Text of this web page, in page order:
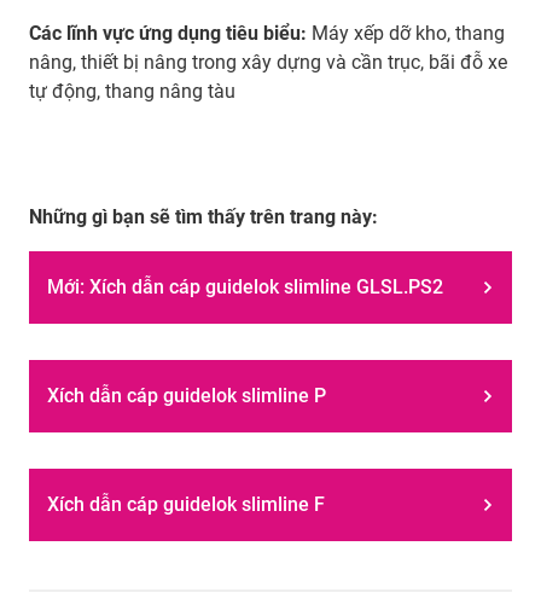
Các lĩnh vực ứng dụng tiêu biểu: Máy xếp dỡ kho, thang
nâng, thiết bị nâng trong xây dựng và cần trục, bãi đỗ xe
tự động, thang nâng tàu
Những gì bạn sẽ tìm thấy trên trang này:
Mới: Xích dẫn cáp guidelok slimline GLSL.PS2
Xích dẫn cáp guidelok slimline P
Xích dẫn cáp guidelok slimline F